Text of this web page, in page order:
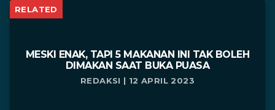
RELATED
MESKI ENAK, TAPI 5 MAKANAN INI TAK BOLEH
DIMAKAN SAAT BUKA PUASA
REDAKSI | 12 APRIL 2023